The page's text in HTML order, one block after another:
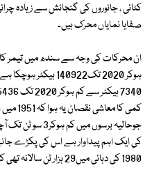
کٹائی ، جانوروں کی گنجائش سے زیادہ
صفایا نمایاں محرک ہیں۔
جوحالیہ برسوں
کی ایک اہم پیداوار ہے اس کی پکڑے
1980 کی دہائی میں29 ہزار ٹن سالانہ تھی کم ہوکر 18500 ٹن تک آچکی تھی۔